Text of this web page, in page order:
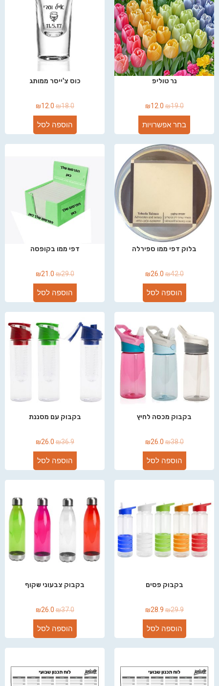
נר טוליפ
₪19.0
₪12.0
בחר אפשרויות
כוס צ'ייסר ממותג
₪18.0
₪12.0
הוספה לסל
בלוק דפי ממו ספירלה
₪42.0
₪26.0
הוספה לסל
דפי ממו בקופסה
₪29.0
₪21.0
הוספה לסל
בקבוק מכסה לחיץ
₪38.0
₪26.0
הוספה לסל
בקבוק עם מסננת
₪36.9
₪26.0
הוספה לסל
בקבוק פסים
₪29.9
₪28.9
הוספה לסל
בקבוק צבעוני שקוף
₪37.0
₪26.0
הוספה לסל